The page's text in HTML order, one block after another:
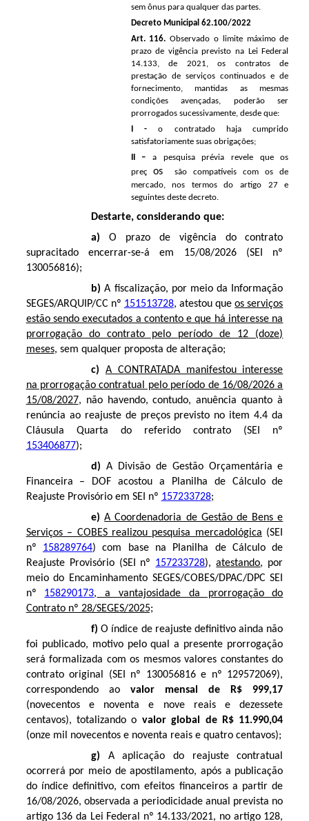
sem ônus para qualquer das partes.
Decreto Municipal 62.100/2022
Art. 116. Observado o limite máximo de
prazo de vigência previsto na Lei Federal
14.133, de 2021, os contratos de
prestação de serviços continuados e de
fornecimento, mantidas as mesmas
condições avençadas, poderão ser
prorrogados sucessivamente, desde que:
I -o contratado haja cumprido
satisfatoriamente suas obrigações;
II – a pesquisa prévia revele que os
preç
os
são compatíveis com os de
mercado, nos termos do artigo 27 e
seguintes deste decreto.
Destarte, considerando que:
a) O prazo de vigência do contrato
supracitado encerrar-se-á em 15/08/2026 (SEI nº
130056816);
b) A fiscalização, por meio da Informação
SEGES/ARQUIP/CC nº 151513728, atestou queos serviços
estão sendo executados a contento e que há interesse na
prorrogação do contrato pelo período de 12 (doze)
meses, sem qualquer proposta de alteração;
c)
A CONTRATADA manifestou interesse
na prorrogação contratual pelo período de 16/08/2026 a
15/08/2027, não havendo, contudo, anuência quanto à
renúncia ao reajuste de preços previsto no item 4.4 da
Cláusula Quarta do referido contrato (SEI nº
153406877);
d) A Divisão de Gestão Orçamentária e
Financeira – DOF acostou a Planilha de Cálculo de
Reajuste Provisório em SEI nº 157233728;
e) A Coordenadoria de Gestão de Bens e
Serviços – COBES realizou pesquisa mercadológica (SEI
nº 158289764) com base na Planilha de Cálculo de
Reajuste Provisório (SEI nº 157233728),atestando, por
meio do Encaminhamento SEGES/COBES/DPAC/DPC SEI
nº 158290173, a vantajosidade da prorrogação do
Contrato nº 28/SEGES/2025;
f) O índice de reajuste definitivo ainda não
foi publicado, motivo pelo qual a presente prorrogação
será formalizada com os mesmos valores constantes do
contrato original (SEI nº 130056816e nº 129572069),
correspondendo ao valor mensal de R$ 999,17
(novecentos e noventa e nove reais e dezessete
centavos), totalizando o valor global de R$ 11.990,04
(onze mil novecentos e noventa reais e quatro centavos);
g) A aplicação do reajuste contratual
ocorrerá por meio de apostilamento, após a publicação
do índice definitivo, com efeitos financeiros a partir de
16/08/2026, observada a periodicidade anual prevista no
artigo 136 da Lei Federal nº 14.133/2021, no artigo 128,